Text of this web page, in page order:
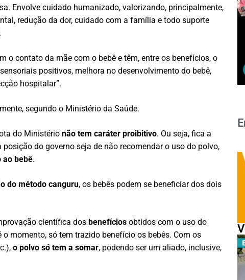
Envolve cuidado humanizado, valorizando, principalmente,
redução da dor, cuidado com a família e todo suporte
o contato da mãe com o bebê e têm, entre os benefícios, o
positivos, melhora no desenvolvimento do bebê,
hospitalar”.
segundo o Ministério da Saúde.
do Ministérionão tem caráter proibitivo. Ou seja, fica a
do governo seja de não recomendar o uso do polvo,
ao bebê.
do método canguru, os bebês podem se beneficiar dos dois
científica dosbenefícios obtidos com o uso do
momento, só tem trazido benefício os bebês. Com os
o polvo só tem a somar, podendo ser um aliado, inclusive,